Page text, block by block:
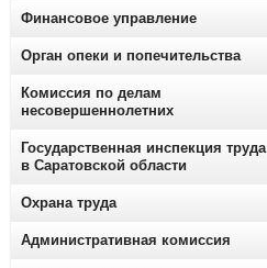
Финансовое управление
Орган опеки и попечительства
Комиссия по делам
несовершеннолетних
Государственная инспекция труда
в Саратовской области
Охрана труда
Административная комиссия